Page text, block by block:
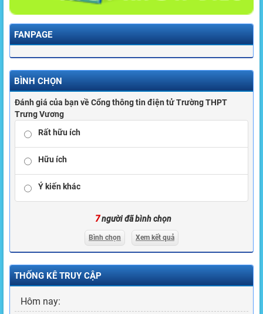
FANPAGE
BÌNH CHỌN
Đánh giá của bạn về Cổng thông tin điện tử Trường THPT
Trưng Vương
Rất hữu ích
Hữu ích
Ý kiến khác
7người đã bình chọn
Bình chọn Xem kết quả
THỐNG KÊ TRUY CẬP
Hôm nay: